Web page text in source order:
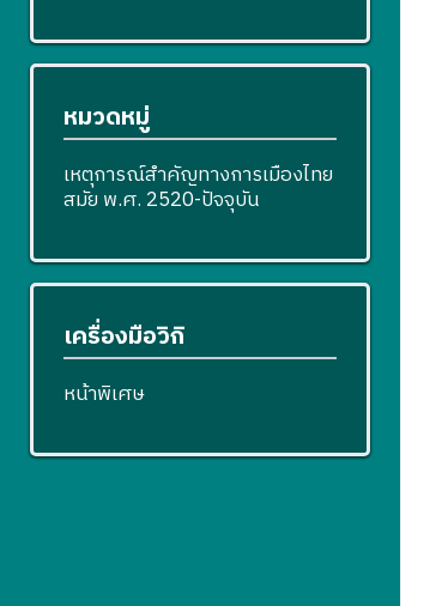
หมวดหมู่
เหตุการณ์สำคัญทางการเมืองไทย
สมัย พ.ศ. 2520-ปัจจุบัน
เครื่องมือวิกิ
หน้าพิเศษ